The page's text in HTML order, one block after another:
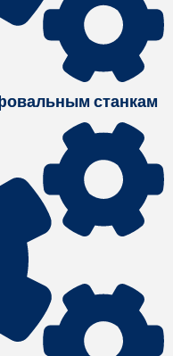
станкам